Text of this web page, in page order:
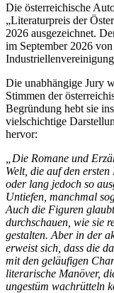
Die österreichische
„Literaturpreis der
2026 ausgezeichnet.
im September 2026
Die unabhängige Jury
Stimmen der
Begründung hebt sie
vielschichtige
hervor:
„Die Romane und
Welt, die auf den
oder lang jedoch so
Untiefen, manchmal
Auch die Figuren
durchschauen, wie sie
gestalten. Aber in der
erweist sich, dass die
mit den geläufigen
literarische Manöver,
ungestüm wachrütteln